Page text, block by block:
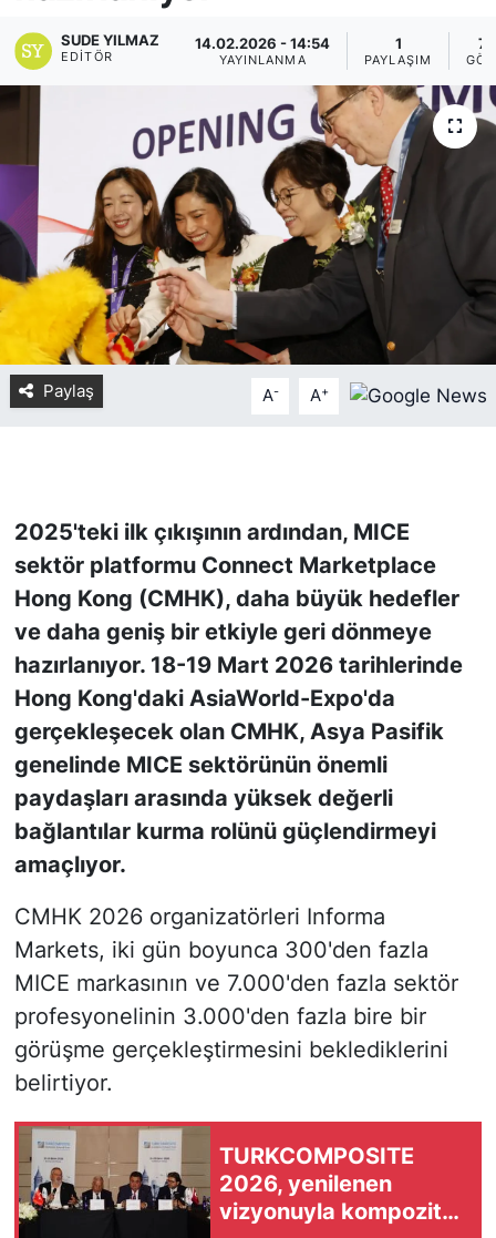
SUDE YILMAZ
EDITÖR
14.02.2026 - 14:54
YAYINLANMA
1
PAYLAŞIM
Paylaş A- A+
2025'teki ilk çıkışının ardından, MICE
sektör platformu Connect Marketplace
Hong Kong (CMHK), daha büyük hedefler
ve daha geniş bir etkiyle geri dönmeye
hazırlanıyor. 18-19 Mart 2026 tarihlerinde
Hong Kong'daki AsiaWorld-Expo'da
gerçekleşecek olan CMHK, Asya Pasifik
genelinde MICE sektörünün önemli
paydaşları arasında yüksek değerli
bağlantılar kurma rolünü güçlendirmeyi
amaçlıyor.
CMHK 2026 organizatörleri Informa
Markets, iki gün boyunca 300'den fazla
MICE markasının ve 7.000'den fazla sektör
profesyonelinin 3.000'den fazla bire bir
görüşme gerçekleştirmesini beklediklerini
belirtiyor.
TURKCOMPOSITE
2026, yenilenen
vizyonuyla kompozit
Yurt Dışı Fuarlar
KÜLTÜR SANAT
SAVUNMA SANAYİ
FUAR HABERLERİ
FUAR TAKVİMİ
Amerika Fuarları
FUAR RAPORU
KONGRE HABERLERİ
KONGRE TAKVİMİ
RÖPORTAJLAR
BİYOGRAFİLER